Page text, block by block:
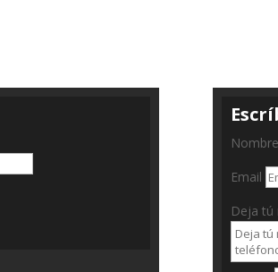
Nombre
Email
Deja